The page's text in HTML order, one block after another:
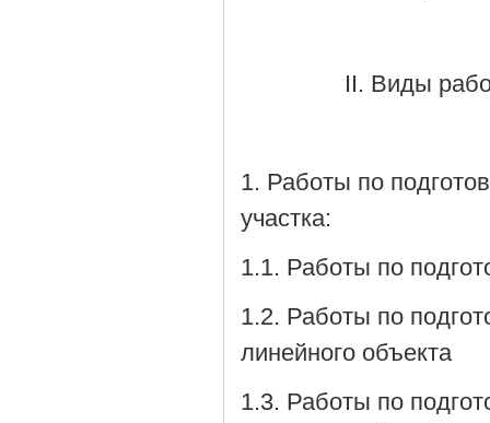
II. Виды
1. Работы по
участка:
1.1. Работы по
1.2. Работы по
линейного объекта
1.3. Работы по